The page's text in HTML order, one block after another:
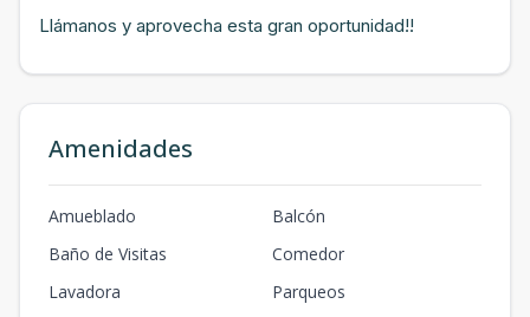
Llámanos y aprovecha esta gran oportunidad!!
Amenidades
Amueblado
Balcón
Baño de Visitas
Comedor
Lavadora
Parqueos